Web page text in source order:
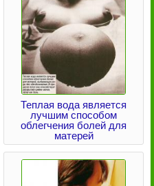
Теплая вода является
лучшим способом
облегчения болей для
матерей